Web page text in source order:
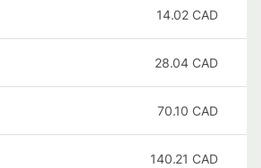
14.02 CAD
28.04 CAD
70.10 CAD
140.21 CAD